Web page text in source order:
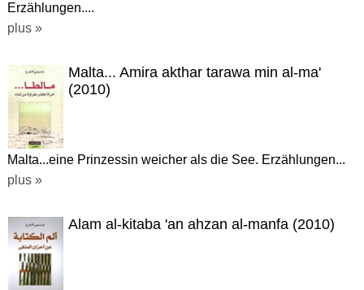
Erzählungen....
plus »
Malta... Amira akthar tarawa min al-ma'
(2010)
Malta...eine Prinzessin weicher als die See. Erzählungen...
plus »
Alam al-kitaba 'an ahzan al-manfa (2010)